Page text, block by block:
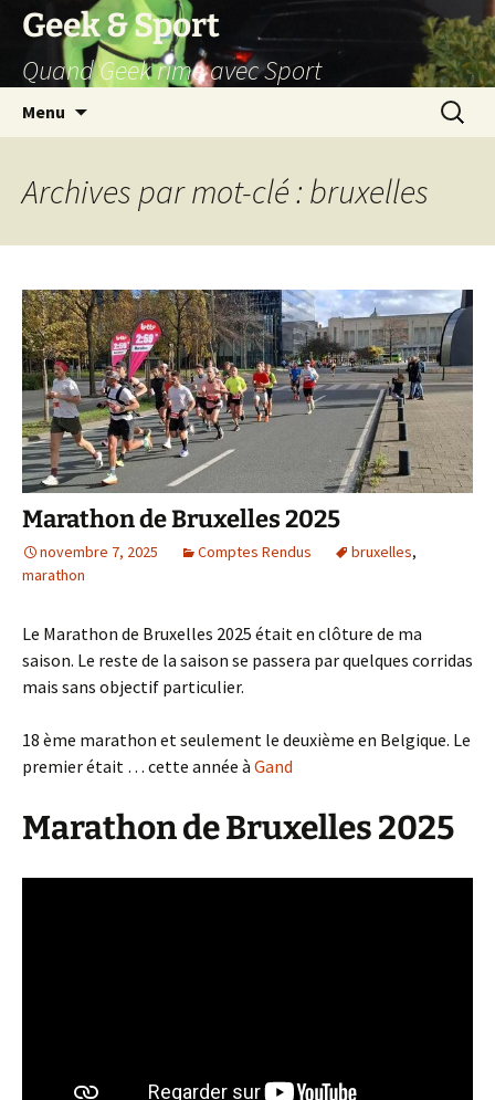
Aller
contenu
Geek & Sport
Quand Geek rime avec Sport
Menu
Archives par mot-clé : bruxelles
Marathon de Bruxelles 2025
novembre 7, 2025 Comptes Rendus bruxelles,
marathon
Le Marathon de Bruxelles 2025 était en clôture de ma
saison. Le reste de la saison se passera par quelques corridas
mais sans objectif particulier.
18 ème marathon et seulement le deuxième en Belgique. Le
premier était … cette année à Gand
Marathon de Bruxelles 2025